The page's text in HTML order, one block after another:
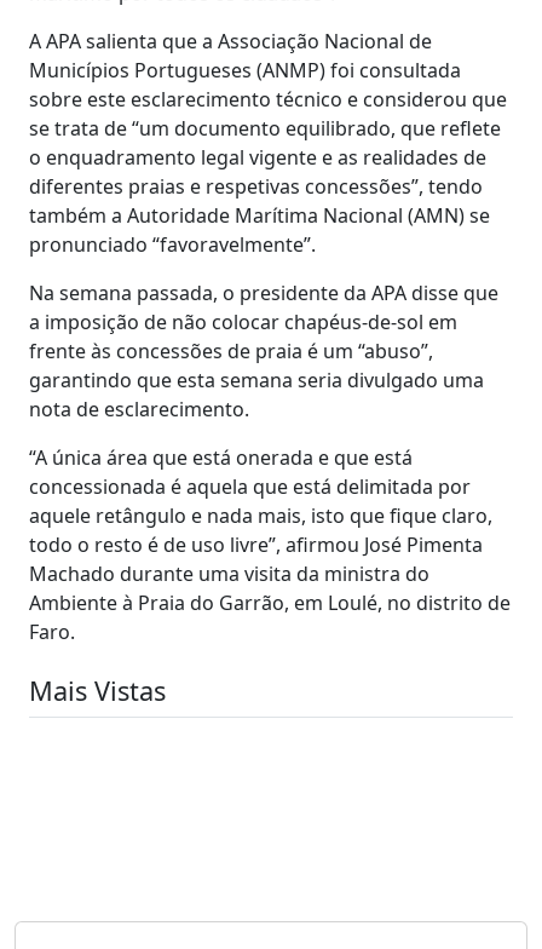
A APA salienta que a Associação Nacional de
Municípios Portugueses (ANMP) foi consultada
sobre este esclarecimento técnico e considerou que
se trata de “um documento equilibrado, que reflete
o enquadramento legal vigente e as realidades de
diferentes praias e respetivas concessões”, tendo
também a Autoridade Marítima Nacional (AMN) se
pronunciado “favoravelmente”.
Na semana passada, o presidente da APA disse que
a imposição de não colocar chapéus-de-sol em
frente às concessões de praia é um “abuso”,
garantindo que esta semana seria divulgado uma
nota de esclarecimento.
“A única área que está onerada e que está
concessionada é aquela que está delimitada por
aquele retângulo e nada mais, isto que fique claro,
todo o resto é de uso livre”, afirmou José Pimenta
Machado durante uma visita da ministra do
Ambiente à Praia do Garrão, em Loulé, no distrito de
Faro.
Mais Vistas